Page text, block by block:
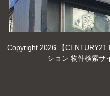
Copyright 2026.【CENTURY21
ション 物件検索サ